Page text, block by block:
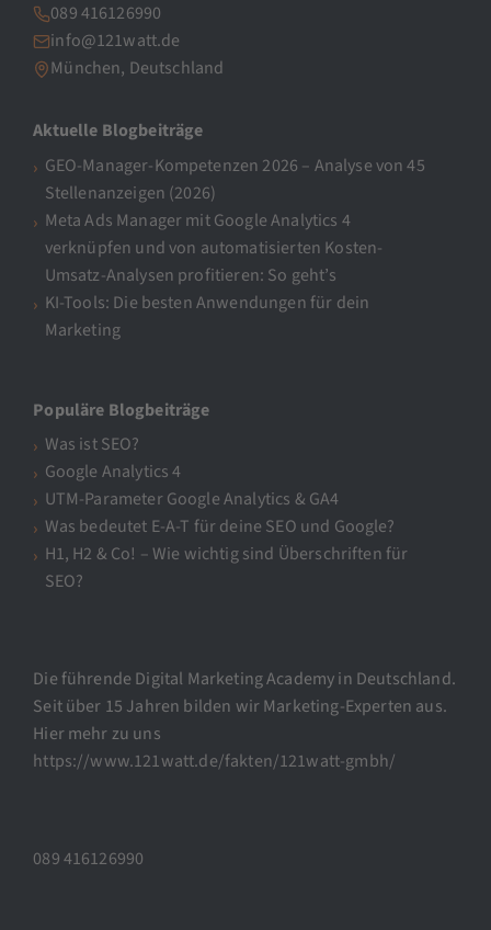
089 416126990
info@121watt.de
München, Deutschland
Aktuelle Blogbeiträge
GEO-Manager-Kompetenzen 2026 – Analyse von 45
Stellenanzeigen (2026)
Meta Ads Manager mit Google Analytics 4
verknüpfen und von automatisierten Kosten-
Umsatz-Analysen profitieren: So geht’s
KI-Tools: Die besten Anwendungen für dein
Marketing
Populäre Blogbeiträge
Was ist SEO?
Google Analytics 4
UTM-Parameter Google Analytics & GA4
Was bedeutet E-A-T für deine SEO und Google?
H1, H2 & Co! – Wie wichtig sind Überschriften für
SEO?
Die führende Digital Marketing Academy in Deutschland.
Seit über 15 Jahren bilden wir Marketing-Experten aus.
Hier mehr zu uns
https://www.121watt.de/fakten/121watt-gmbh/
089 416126990